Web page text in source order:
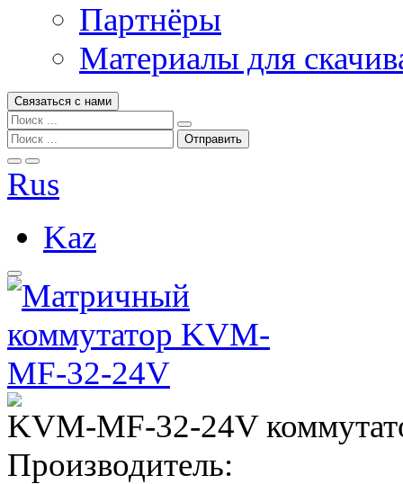
Партнёры
Материалы для
Связаться с нами
Rus
Kaz
KVM-MF-32-24V
Производитель: